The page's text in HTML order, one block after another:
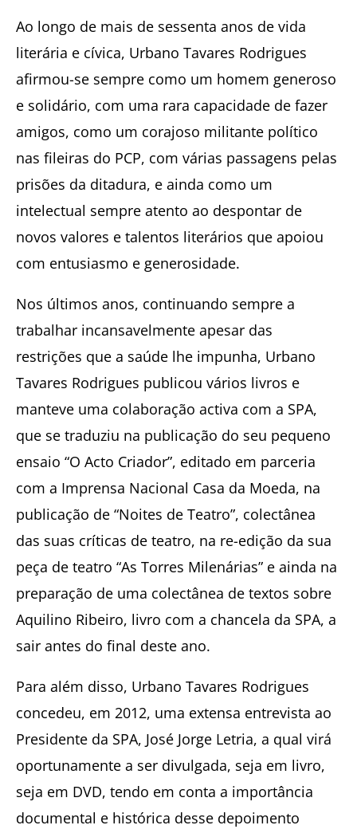
Ao longo de mais de sessenta anos de vida
literária e cívica, Urbano Tavares Rodrigues
afirmou-se sempre como um homem generoso
e solidário, com uma rara capacidade de fazer
amigos, como um corajoso militante político
nas fileiras do PCP, com várias passagens pelas
prisões da ditadura, e ainda como um
intelectual sempre atento ao despontar de
novos valores e talentos literários que apoiou
com entusiasmo e generosidade.
Nos últimos anos, continuando sempre a
trabalhar incansavelmente apesar das
restrições que a saúde lhe impunha, Urbano
Tavares Rodrigues publicou vários livros e
manteve uma colaboração activa com a SPA,
que se traduziu na publicação do seu pequeno
ensaio “O Acto Criador”, editado em parceria
com a Imprensa Nacional Casa da Moeda, na
publicação de “Noites de Teatro”, colectânea
das suas críticas de teatro, na re-edição da sua
peça de teatro “As Torres Milenárias” e ainda na
preparação de uma colectânea de textos sobre
Aquilino Ribeiro, livro com a chancela da SPA, a
sair antes do final deste ano.
Para além disso, Urbano Tavares Rodrigues
concedeu, em 2012, uma extensa entrevista ao
Presidente da SPA, José Jorge Letria, a qual virá
oportunamente a ser divulgada, seja em livro,
seja em DVD, tendo em conta a importância
documental e histórica desse depoimento